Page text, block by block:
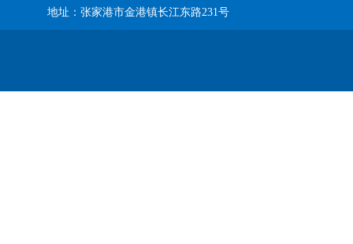
地址：张家港市金港镇长江东路231号